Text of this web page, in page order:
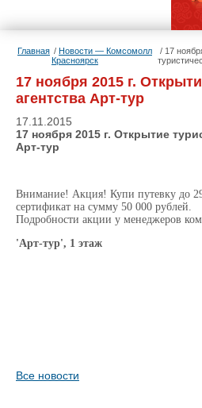
Главная
Новости — Комсомолл
Красноярск
17
17 ноября 2015 г.
агентства Арт-тур
17.11.2015
17 ноября 2015 г. Открытие
Арт-тур
Внимание! Акция! Купи путевку до
сертификат на сумму 50 000 рублей.
Подробности акции у менеджеров
'Арт-тур', 1 этаж
Все новости